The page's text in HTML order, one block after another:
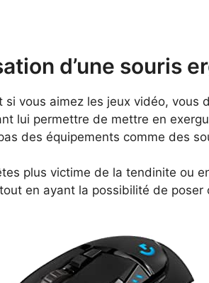
d’une souris
si vous aimez les jeux vidéo,
lui permettre de mettre en
des équipements comme des
plus victime de la tendinite ou
en ayant la possibilité de